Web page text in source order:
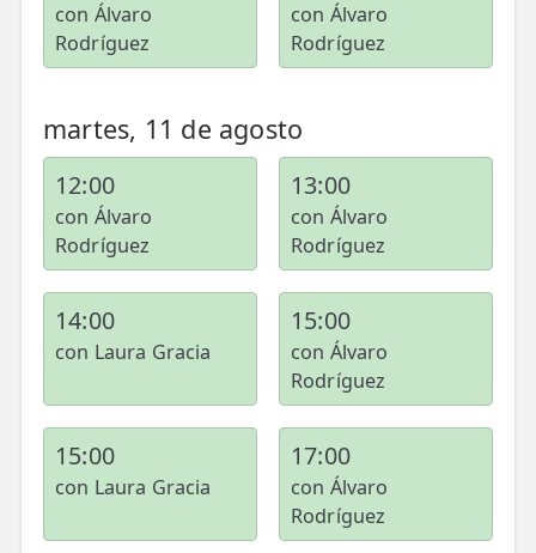
😓 Síntomas
📅 Pedir Cita
📰 Blog
🏢 Empresas
UBICACIONES
🔍 Buscador Clínicas
📍 Barrio del Pilar
📍 Chamberí - Centro
📍 Carabanchel - Usera
con Álvaro
Rodríguez
con Álvaro
Rodríguez
martes, 11 de agosto
12:00
con Álvaro
Rodríguez
13:00
con Álvaro
Rodríguez
14:00
con Laura Gracia
15:00
con Álvaro
Rodríguez
15:00
con Laura Gracia
17:00
con Álvaro
Rodríguez